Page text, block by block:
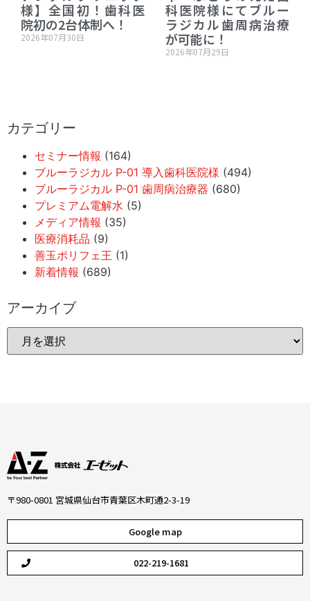
様】全国初！歯科医
院初の2台体制へ！
2026年07月30日
科医院様にてブルー
ラジカル歯周病治療
が可能に！
2026年07月29日
カテゴリー
セミナー情報 (164)
ブルーラジカル P-01 導入歯科医院様 (494)
ブルーラジカル P-01 歯周病治療器 (680)
プレミアム電解水 (5)
メディア情報 (35)
医療消耗品 (9)
善玉ポリフェ王 (1)
新着情報 (689)
アーカイブ
〒980-0801 宮城県仙台市青葉区木町通2-3-19
Google map
022-219-1681